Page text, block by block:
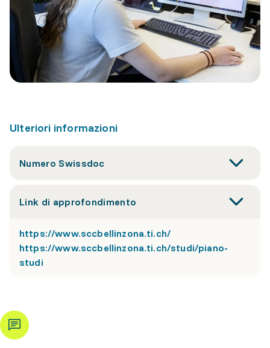
Ulteriori informazioni
Numero Swissdoc
Link di approfondimento
https://www.sccbellinzona.ti.ch/
https://www.sccbellinzona.ti.ch/studi/piano-
studi